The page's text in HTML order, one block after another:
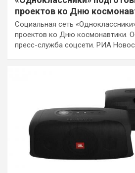
проектов ко Дню
Социальная сеть
проектов ко Дню космонавтики.
пресс-служба соцсети. РИА